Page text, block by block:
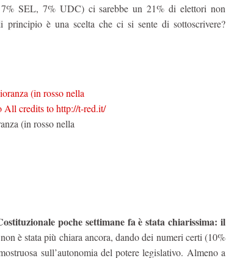
SEL, 7% UDC) ci sarebbe un 21% di elettori non
è una scelta che ci si sente di sottoscrivere?
(in rosso nella
poche settimane fa è stata chiarissima: il
è stata più chiara ancora, dando dei numeri certi (10%
sull’autonomia del potere legislativo. Almeno a